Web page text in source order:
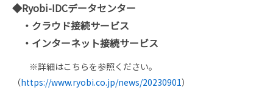
◆Ryobi-IDCデータセンター
・クラウド接続サービス
・インターネット接続サービス
※詳細はこちらを参照ください。
（https://www.ryobi.co.jp/news/20230901）